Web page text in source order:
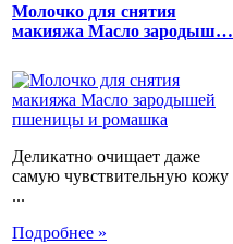
Молочко для снятия
макияжа Масло зародыш…
Деликатно очищает даже
самую чувствительную кожу
...
Подробнее »